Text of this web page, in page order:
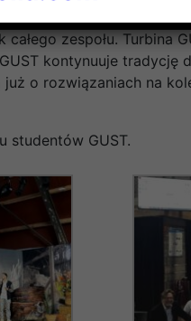
generator oraz
zespołu. Turbina
kontynuuje tradycję
o rozwiązaniach na
studentów GUST.